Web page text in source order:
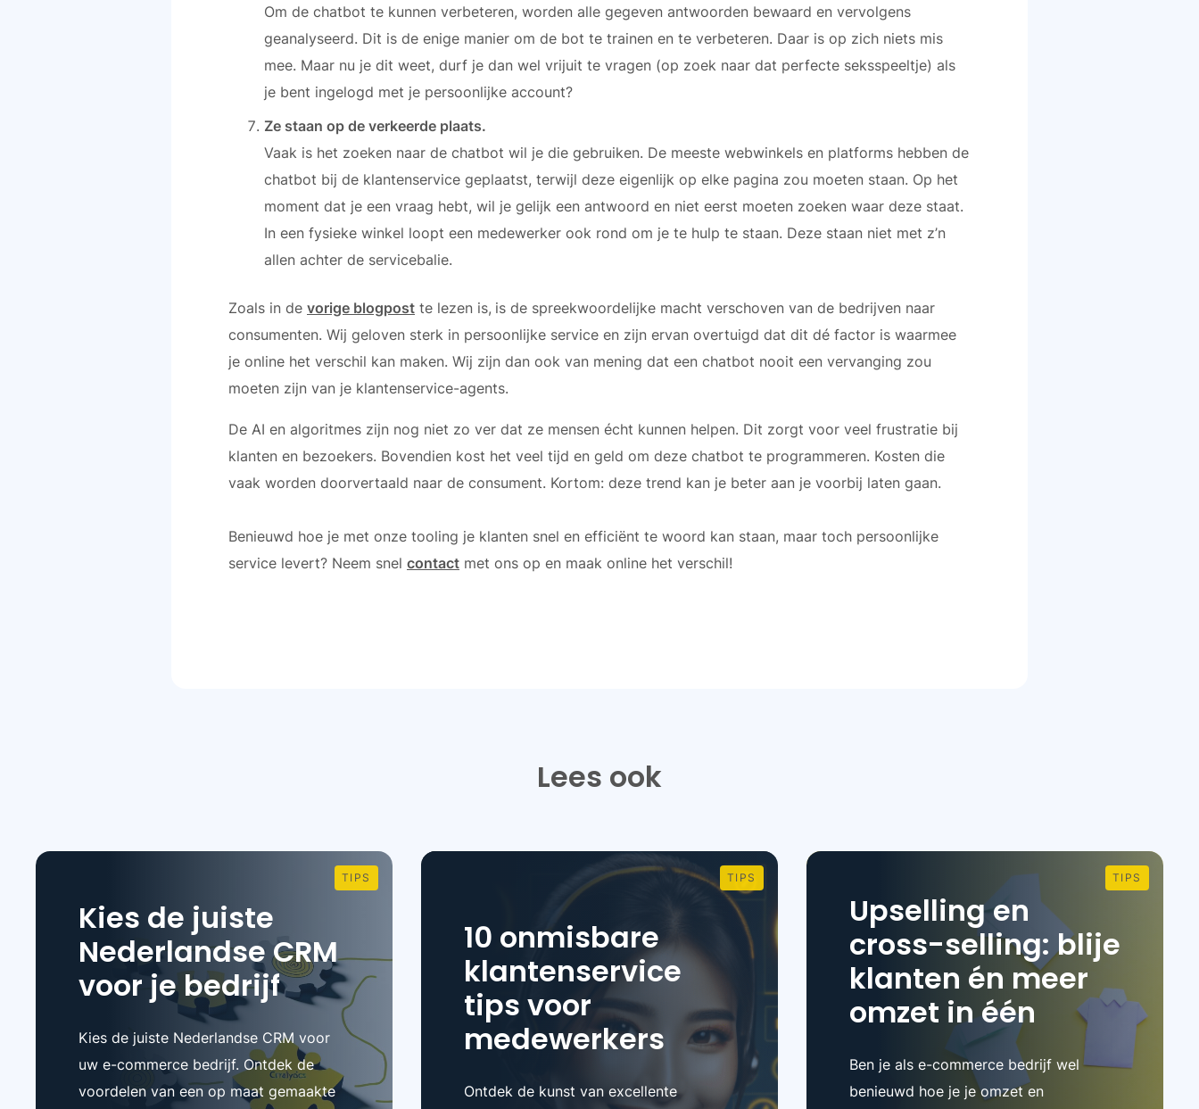
Om de chatbot te kunnen verbeteren, worden alle gegeven antwoorden bewaard en vervolgens
geanalyseerd. Dit is de enige manier om de bot te trainen en te verbeteren. Daar is op zich niets mis
mee. Maar nu je dit weet, durf je dan wel vrijuit te vragen (op zoek naar dat perfecte seksspeeltje) als
je bent ingelogd met je persoonlijke account?
Ze staan op de verkeerde plaats.
Vaak is het zoeken naar de chatbot wil je die gebruiken. De meeste webwinkels en platforms hebben de
chatbot bij de klantenservice geplaatst, terwijl deze eigenlijk op elke pagina zou moeten staan. Op het
moment dat je een vraag hebt, wil je gelijk een antwoord en niet eerst moeten zoeken waar deze staat.
In een fysieke winkel loopt een medewerker ook rond om je te hulp te staan. Deze staan niet met z’n
allen achter de servicebalie.
Zoals in de vorige blogpost te lezen is, is de spreekwoordelijke macht verschoven van de bedrijven naar
consumenten. Wij geloven sterk in persoonlijke service en zijn ervan overtuigd dat dit dé factor is waarmee
je online het verschil kan maken. Wij zijn dan ook van mening dat een chatbot nooit een vervanging zou
moeten zijn van je klantenservice-agents.
De AI en algoritmes zijn nog niet zo ver dat ze mensen écht kunnen helpen. Dit zorgt voor veel frustratie bij
klanten en bezoekers. Bovendien kost het veel tijd en geld om deze chatbot te programmeren. Kosten die
vaak worden doorvertaald naar de consument. Kortom: deze trend kan je beter aan je voorbij laten gaan.
Benieuwd hoe je met onze tooling je klanten snel en efficiënt te woord kan staan, maar toch persoonlijke
service levert? Neem snel contact met ons op en maak online het verschil!
Lees ook
TIPS
Kies de juiste
Nederlandse CRM
voor je bedrijf
Kies de juiste Nederlandse CRM voor
uw e-commerce bedrijf. Ontdek de
voordelen van een op maat gemaakte
TIPS
10 onmisbare
klantenservice
tips voor
medewerkers
Ontdek de kunst van excellente
TIPS
Upselling en
cross-selling: blije
klanten én meer
omzet in één
Ben je als e-commerce bedrijf wel
benieuwd hoe je je omzet en